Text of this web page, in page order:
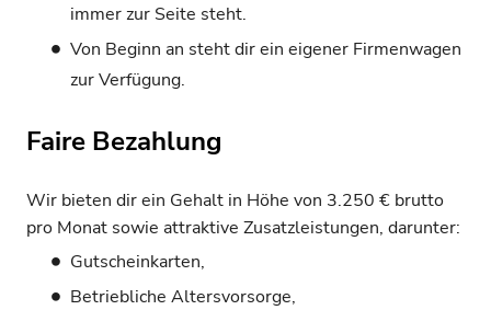
immer zur Seite steht.
Von Beginn an steht dir ein eigener Firmenwagen
zur Verfügung.
Faire Bezahlung
Wir bieten dir ein Gehalt in Höhe von 3.250 € brutto
pro Monat sowie attraktive Zusatzleistungen, darunter:
Gutscheinkarten,
Betriebliche Altersvorsorge,